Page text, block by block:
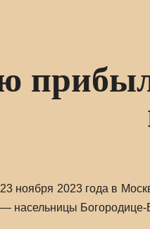
23 ноября 2023 года в
— насельницы